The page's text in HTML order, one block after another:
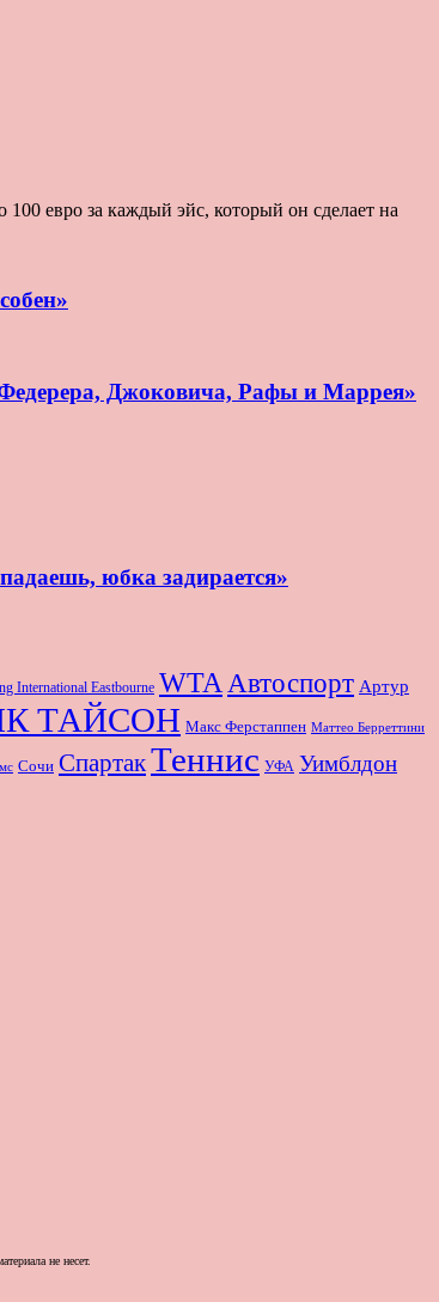
евро за каждый эйс, который он сделает на
Джоковича, Рафы и Маррея»
юбка задирается»
International Eastbourne WTA Автоспорт Артур
ТАЙСОН Макс Ферстаппен Маттео Берреттини
Сочи СпартакТеннис УФА Уимблдон
не несет.